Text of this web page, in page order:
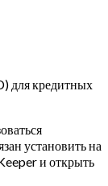
для кредитных
установить на
и открыть